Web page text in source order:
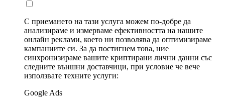
С приемането на тази услуга можем по-добре да
анализираме и измерваме ефективността на нашите
онлайн реклами, което ни позволява да оптимизираме
кампаниите си. За да постигнем това, ние
синхронизираме вашите криптирани лични данни със
следните външни доставчици, при условие че вече
използвате техните услуги:
Google Ads